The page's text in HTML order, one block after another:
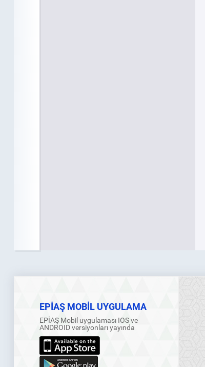
EPİAŞ MOBİL UYGULAMA
EPİAŞ Mobil uygulaması IOS ve
ANDROID versiyonları yayında